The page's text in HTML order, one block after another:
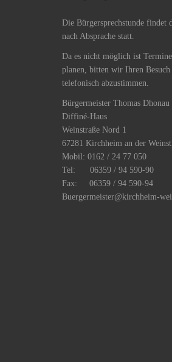
Die Bürgersprechstunde findet
nach Absprache statt.
Da es nicht möglich ist
planen, bitten wir Ihren
telefonisch abzustimmen.
Bürgermeister Thomas Dhonau
Diffiné-Haus
​Weinstraße Nord 1
67281 Kirchheim an der
Mobil: 0162 / 24 77 050
Tel: 06359 / 94 590-90
Fax: 06359 / 94 590-94
Buergermeister@kirchheim-